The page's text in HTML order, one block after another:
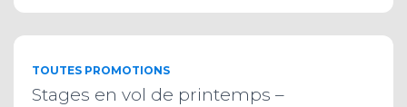
TOUTES PROMOTIONS
Stages en vol de printemps –